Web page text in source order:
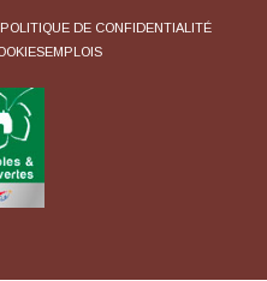
POLITIQUE DE CONFIDENTIALITÉ
EMPLOIS